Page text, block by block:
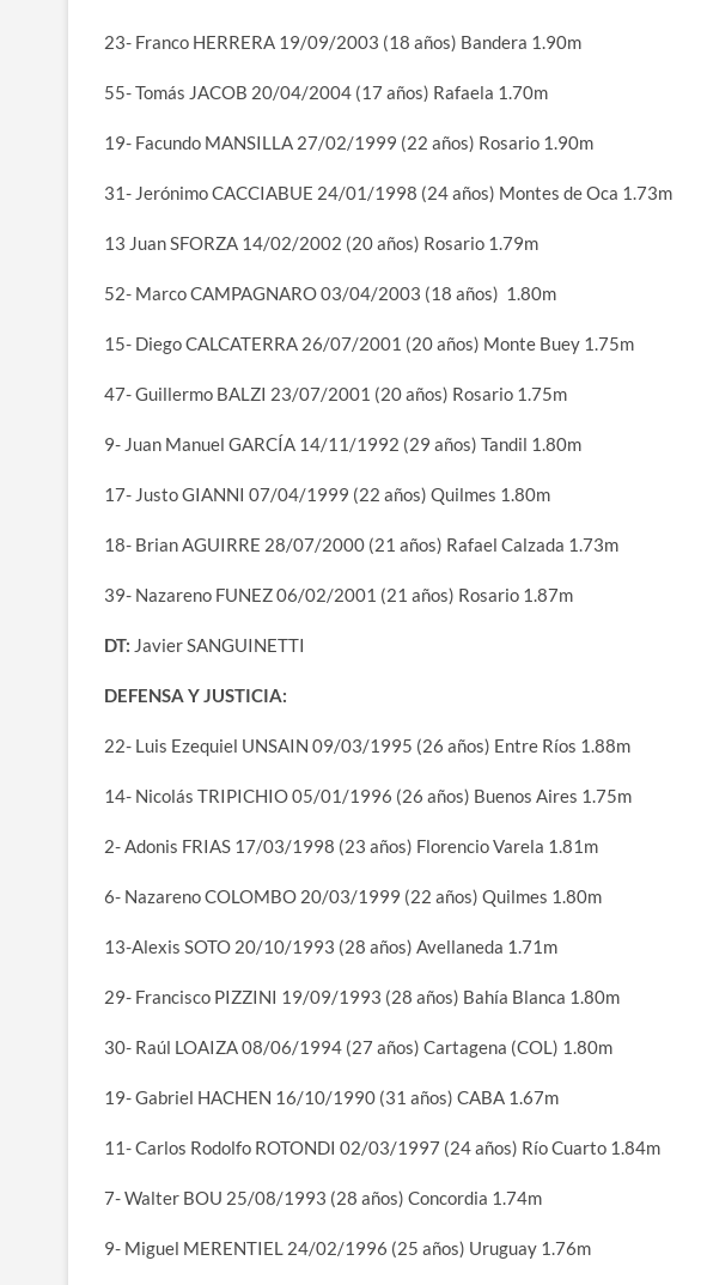
23- Franco HERRERA 19/09/2003 (18 años) Bandera 1.90m
55- Tomás JACOB 20/04/2004 (17 años) Rafaela 1.70m
19- Facundo MANSILLA 27/02/1999 (22 años) Rosario 1.90m
31- Jerónimo CACCIABUE 24/01/1998 (24 años) Montes de Oca 1.73m
13 Juan SFORZA 14/02/2002 (20 años) Rosario 1.79m
52- Marco CAMPAGNARO 03/04/2003 (18 años) 1.80m
15- Diego CALCATERRA 26/07/2001 (20 años) Monte Buey 1.75m
47- Guillermo BALZI 23/07/2001 (20 años) Rosario 1.75m
9- Juan Manuel GARCÍA 14/11/1992 (29 años) Tandil 1.80m
17- Justo GIANNI 07/04/1999 (22 años) Quilmes 1.80m
18- Brian AGUIRRE 28/07/2000 (21 años) Rafael Calzada 1.73m
39- Nazareno FUNEZ 06/02/2001 (21 años) Rosario 1.87m
DT: Javier SANGUINETTI
DEFENSA Y JUSTICIA:
22- Luis Ezequiel UNSAIN 09/03/1995 (26 años) Entre Ríos 1.88m
14- Nicolás TRIPICHIO 05/01/1996 (26 años) Buenos Aires 1.75m
2- Adonis FRIAS 17/03/1998 (23 años) Florencio Varela 1.81m
6- Nazareno COLOMBO 20/03/1999 (22 años) Quilmes 1.80m
13-Alexis SOTO 20/10/1993 (28 años) Avellaneda 1.71m
29- Francisco PIZZINI 19/09/1993 (28 años) Bahía Blanca 1.80m
30- Raúl LOAIZA 08/06/1994 (27 años) Cartagena (COL) 1.80m
19- Gabriel HACHEN 16/10/1990 (31 años) CABA 1.67m
11- Carlos Rodolfo ROTONDI 02/03/1997 (24 años) Río Cuarto 1.84m
7- Walter BOU 25/08/1993 (28 años) Concordia 1.74m
9- Miguel MERENTIEL 24/02/1996 (25 años) Uruguay 1.76m